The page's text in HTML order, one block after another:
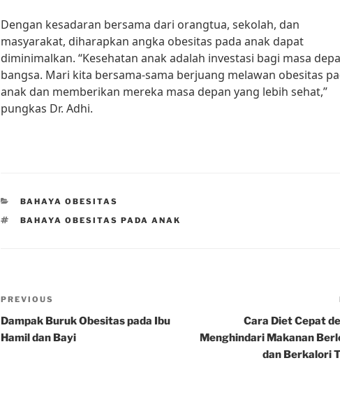
Dengan kesadaran bersama dari orangtua, sekolah, dan
masyarakat, diharapkan angka obesitas pada anak dapat
diminimalkan. “Kesehatan anak adalah investasi bagi masa
bangsa. Mari kita bersama-sama berjuang melawan obesitas
anak dan memberikan mereka masa depan yang lebih sehat,”
pungkas Dr. Adhi.
CATEGORIES
BAHAYA OBESITAS
TAGS
BAHAYA OBESITAS PADA ANAK
Post
navigation
Previous
Post
PREVIOUS
Dampak Buruk Obesitas pada Ibu
Hamil dan Bayi
Cara Diet Cepat
Menghindari Makanan
dan Berkalori